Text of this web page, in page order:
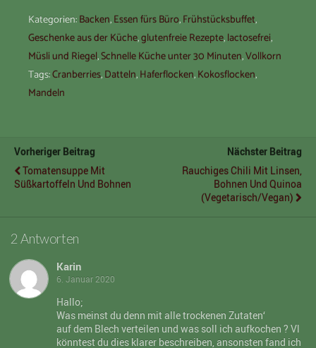
Kategorien:Backen,Essen fürs Büro,Frühstücksbuffet,
Geschenke aus der Küche,glutenfreie Rezepte,lactosefrei,
Müsli und Riegel,Schnelle Küche unter 30 Minuten,Vollkorn
Tags:Cranberries,Datteln,Haferflocken,Kokosflocken,
Mandeln
Vorheriger Beitrag
Tomatensuppe Mit
Süßkartoffeln Und Bohnen
Nächster Beitrag
Rauchiges Chili Mit Linsen,
Bohnen Und Quinoa
(vegetarisch/vegan)
2 Antworten
Karin
6. Januar 2020
Hallo;
Was meinst du denn mit alle trockenen Zutaten‘
auf dem Blech verteilen und was soll ich aufkochen ? Vl
könntest du dies klarer beschreiben, ansonsten fand ich